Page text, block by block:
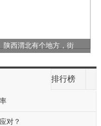
陕西渭北有个地方，街
排行榜
对？